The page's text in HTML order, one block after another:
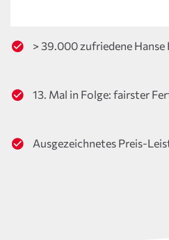
> 39.000 zufriedene Hanse
13. Mal in Folge: fairster
Ausgezeichnetes Preis-